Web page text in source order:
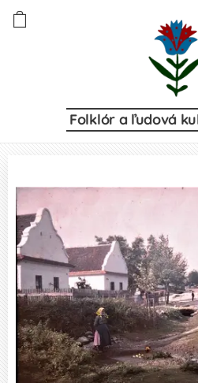
Folklór a ľudová